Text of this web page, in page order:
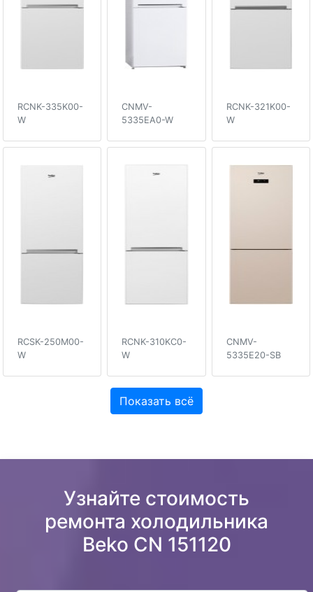
RCNK-335K00-
W
CNMV-
5335EA0-W
RCNK-321K00-
W
RCSK-250M00-
W
RCNK-310KC0-
W
CNMV-
5335E20-SB
Показать всё
Узнайте стоимость
ремонта холодильника
Beko CN 151120